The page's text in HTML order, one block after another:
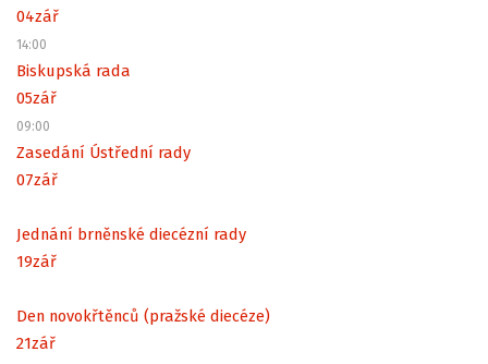
04zář
14:00
Biskupská rada
05zář
09:00
Zasedání Ústřední rady
07zář
Jednání brněnské diecézní rady
19zář
Den novokřtěnců (pražské diecéze)
21zář